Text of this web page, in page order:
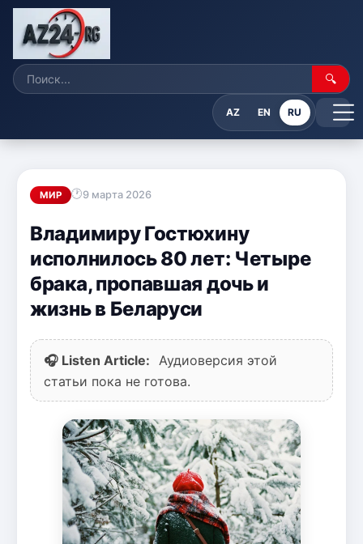
🔍
AZ EN RU
МИР 9 марта 2026
Владимиру Гостюхину
исполнилось 80 лет: Четыре
брака, пропавшая дочь и
жизнь в Беларуси
🎧 Listen Article:
Аудиоверсия этой
статьи пока не готова.